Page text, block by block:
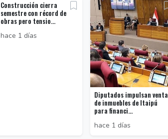
Construcción cierra
semestre con récord de
obras pero tensio...
hace 1 días
Diputados impulsan venta
de inmuebles de Itaipú
para financi...
hace 1 días